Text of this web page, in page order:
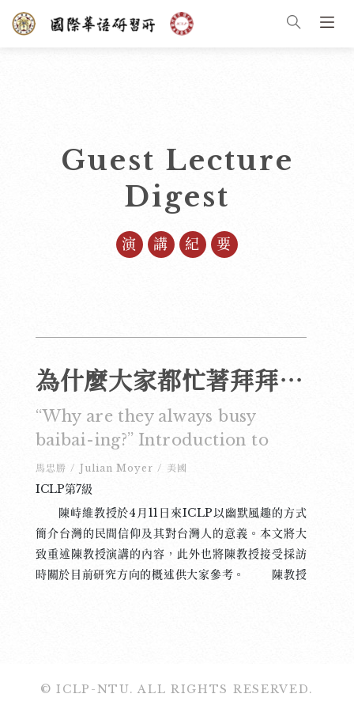
Guest Lecture
Digest
演講紀要
為什麼大家都忙著拜拜？談台灣的民間信仰。——陳峙維教授演講報導
“Why are they always busy
baibai-ing?” Introduction to
folk beliefs in Taiwan
馬忠勝 / Julian Moyer / 美國
ICLP第7級
陳峙維教授於4月11日來ICLP以幽默風趣的方式
簡介台灣的民間信仰及其對台灣人的意義。本文將大
致重述陳教授演講的內容，此外也將陳教授接受採訪
時關於目前研究方向的概述供大家參考。 陳教授
指道教，亦可指民間信仰相關的建築物，「壇」亦
© ICLP-NTU. ALL RIGHTS RESERVED.